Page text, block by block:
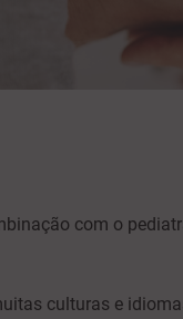
com o
culturas e